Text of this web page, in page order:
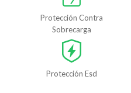
Protección Contra
Sobrecarga
Protección Esd